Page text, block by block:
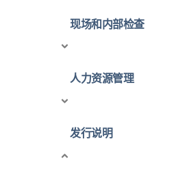
现场和内部检查
人力资源管理
发行说明